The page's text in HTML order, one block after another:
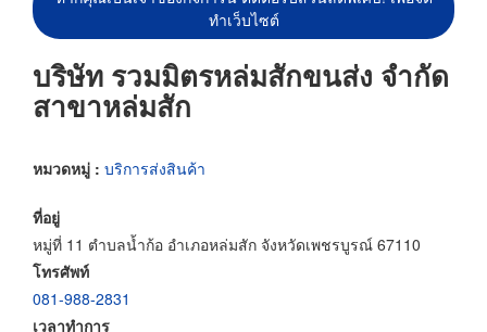
ทำเว็บไซต์
บริษัท รวมมิตรหล่มสักขนส่ง จำกัด
สาขาหล่มสัก
หมวดหมู่ : บริการส่งสินค้า
ที่อยู่
หมู่ที่ 11 ตำบลน้ำก้อ อำเภอหล่มสัก จังหวัดเพชรบูรณ์ 67110
โทรศัพท์
081-988-2831
เวลาทำการ